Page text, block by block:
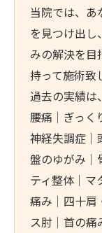
当院では、あ
を見つけ出し
みの解決を目
持って施術致
過去の実績は、
腰痛｜ぎっく
神経失調症｜
盤のゆがみ｜
ティ整体｜マ
痛み｜四十肩
ス肘｜首の痛